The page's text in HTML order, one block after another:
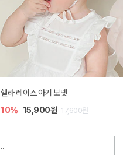
헬라 레이스 아기 보넷
10% 15,900원 17,600원